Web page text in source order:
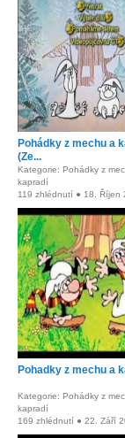
Pohádky z mechu a
(Ze...
Kategorie: Pohádky z
kapradí
119 zhlédnutí ● 18. Říjen
Pohadky z mechu a
Kategorie: Pohádky z
kapradí
169 zhlédnutí ● 22. Září